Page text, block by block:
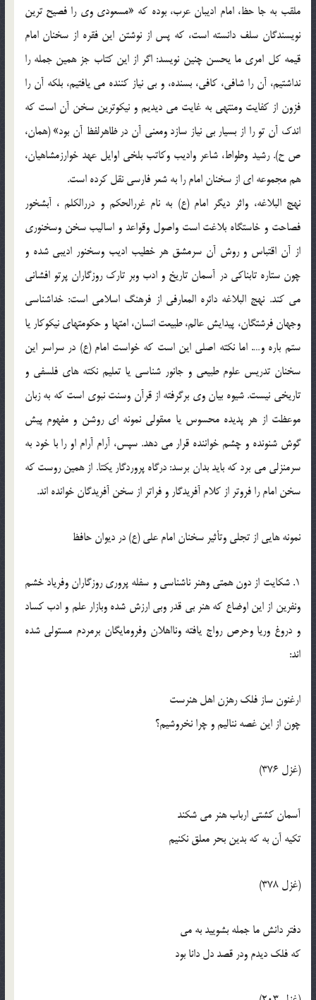
ملقب به جا حظ، امام اديبان عرب، بوده که «مسعودي وي را فصيح ترين
نويسندگان سلف دانسته است، که پس از نوشتن اين فقره از سخنان امام
قيمه کل امري ما يحسن چنين نويسد: اگر از اين کتاب جز همين جمله را
نداشتيم، آن را شافي، کافي، بسنده، و بي نياز کننده مي يافتيم، بلکه آن را
فزون از کفايت ومنتهي به غايت مي ديديم و نيکوترين سخن آن است که
اندک آن تو را از بسيار بي نياز سازد ومعني آن در ظاهرلفظ آن بود» (همان،
ص ح). رشيد وطواط، شاعر واديب وکاتب بلخي اوايل عهد خوارزمشاهيان،
هم مجموعه اي از سخنان امام را به شعر فارسي نقل کرده است.
نهج البلاغه، واثر ديگر امام (ع) به نام غررالحکم و دررالکلم ، آبشخور
فصاحت و خاستگاه بلاغت است واصول وقواعد و اساليب سخن وسخنوري
از آن اقتباس و روش آن سرمشق هر خطيب اديب وسخنور اديبي شده و
چون ستاره تابناکي در آسمان تاريخ و ادب وبر تارک روزگاران پرتو افشاني
مي کند. نهج البلاغه دائره المعارفي از فرهنگ اسلامي است: خداشناسي
وجهان فرشتگان، پيدايش عالم، طبيعت انسان، امتها و حکومتهاي نيکوکار يا
ستم باره و…. اما نکته اصلي اين است که خواست امام (ع) در سراسر اين
سخنان تدريس علوم طبيعي و جانور شناسي يا تعليم نکته هاي فلسفي و
تاريخي نيست. شيوه بيان وي برگرفته از قرآن وسنت نبوي است که به زبان
موعظت از هر پديده محسوس يا معقولي نمونه اي روشن و مفهوم پيش
گوش شنونده و چشم خواننده قرار مي دهد. سپس، آرام آرام او را با خود به
سرمنزلي مي برد که بايد بدان برسد: درگاه پروردگار يکتا. از همين روست که
سخن امام را فروتر از کلام آفريدگار و فراتر از سخن آفريدگان خوانده اند.
نمونه هايي از تجلي وتأثير سخنان امام علي (ع) در ديوان حافظ
1. شکايت از دون همتي وهنر ناشناسي و سفله پروري روزگاران وفرياد خشم
ونفرين از اين اوضاع که هنر بي قدر وبي ارزش شده وبازار علم و ادب کساد
و دروغ وريا وحرص رواج يافته ونااهلان وفرومايگان برمردم مستولي شده
اند:
ارغنون ساز فلک رهزن اهل هنرست
چون از اين غصه نناليم و چرا نخروشيم؟
(غزل 376)
آسمان کشتي ارباب هنر مي شکند
تکيه آن به که بدين بحر معلق نکنيم
(غزل 378)
دفتر دانش ما جمله بشوييد به مي
که فلک ديدم ودر قصد دل دانا بود